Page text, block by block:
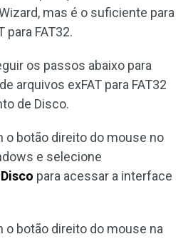
mas é o suficiente para
para FAT32.
os passos abaixo para
arquivos exFAT para FAT32
de Disco.
o botão direito do mouse no
e selecione
para acessar a interface
o botão direito do mouse na